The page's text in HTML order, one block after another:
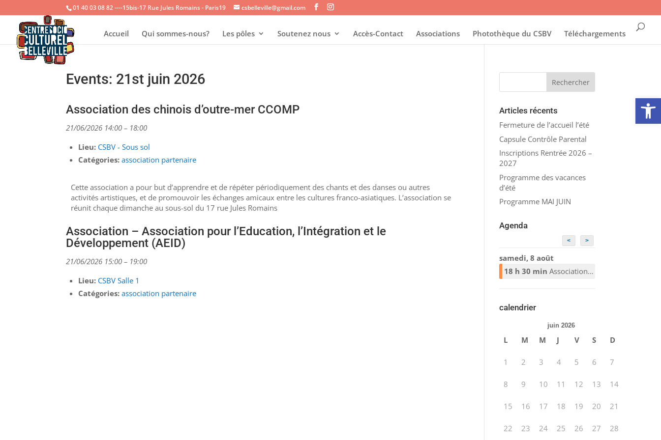
Ouvrir
01 40 03 08 82 ----15bis-17 Rue Jules Romains - Paris19 csbelleville@gmail.com
Accueil Qui sommes-nous? Les pôles Soutenez nous Accès-Contact Associations Photothèque du CSBV Téléchargements
Events: 21st juin 2026
Association des chinois d’outre-mer CCOMP
21/06/2026 14:00 – 18:00
Lieu: CSBV - Sous sol
Catégories: association partenaire
Cette association a pour but d’apprendre et de répéter périodiquement des chants et des danses ou autres
activités artistiques, et de promouvoir les échanges amicaux entre les cultures franco-asiatiques. L’association se
réunit chaque dimanche au sous-sol du 17 rue Jules Romains
Association – Association pour l’Education, l’Intégration et le
Développement (AEID)
21/06/2026 15:00 – 19:00
Lieu: CSBV Salle 1
Catégories: association partenaire
Articles récents
Fermeture de l’accueil l’été
Capsule Contrôle Parental
Inscriptions Rentrée 2026 –
2027
Programme des vacances
d’été
Programme MAI JUIN
Agenda
< >
samedi, 8 août
18 h 30 minAssociation Alcooliques Anonymes
calendrier
juin 2026
L M M J V S D
1 2 3 4 5 6 7
8 9 10 11 12 13 14
15 16 17 18 19 20 21
22 23 24 25 26 27 28